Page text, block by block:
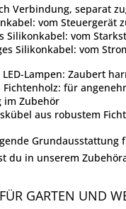
Verbindung, separat
vom Steuergerät
Silikonkabel: vom
Silikonkabel: vom
Lampen: Zaubert
für
im Zubehör
aus robustem
Grundausstattung
du in unserem
GARTEN UND